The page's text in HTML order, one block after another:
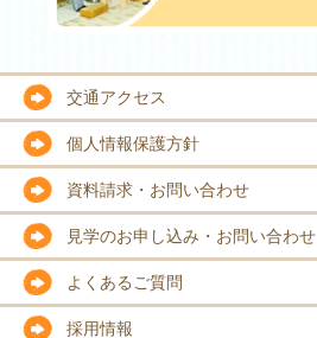
交通アクセス
個人情報保護方針
資料請求・お問い合わせ
見学のお申し込み・お問い合わせ
よくあるご質問
採用情報